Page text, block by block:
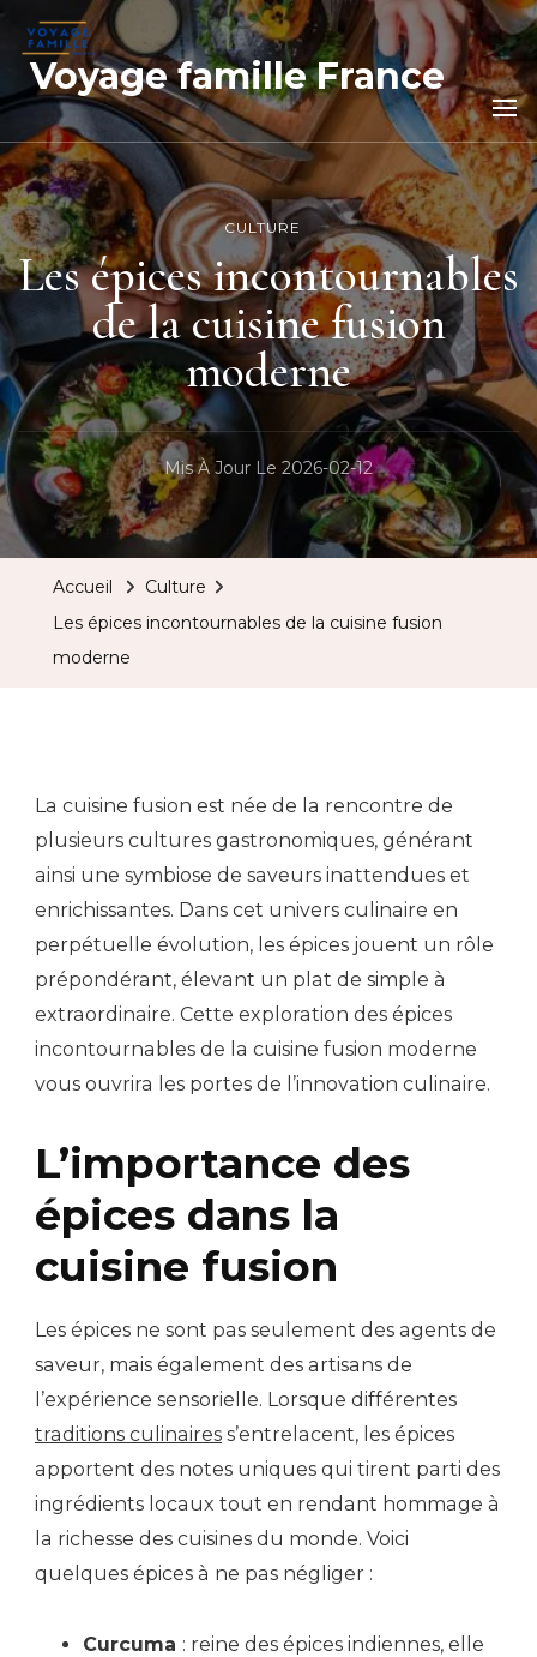
Voyage famille France
CULTURE
Les épices incontournables
de la cuisine fusion
moderne
Mis À Jour Le 2026-02-12
Accueil
Culture
Les épices incontournables de la cuisine fusion
moderne
La cuisine fusion est née de la rencontre de
plusieurs cultures gastronomiques, générant
ainsi une symbiose de saveurs inattendues et
enrichissantes. Dans cet univers culinaire en
perpétuelle évolution, les épices jouent un rôle
prépondérant, élevant un plat de simple à
extraordinaire. Cette exploration des épices
incontournables de la cuisine fusion moderne
vous ouvrira les portes de l’innovation culinaire.
L’importance des
épices dans la
cuisine fusion
Les épices ne sont pas seulement des agents de
saveur, mais également des artisans de
l’expérience sensorielle. Lorsque différentes
traditions culinaires s’entrelacent, les épices
apportent des notes uniques qui tirent parti des
ingrédients locaux tout en rendant hommage à
la richesse des cuisines du monde. Voici
quelques épices à ne pas négliger :
Curcuma : reine des épices indiennes, elle